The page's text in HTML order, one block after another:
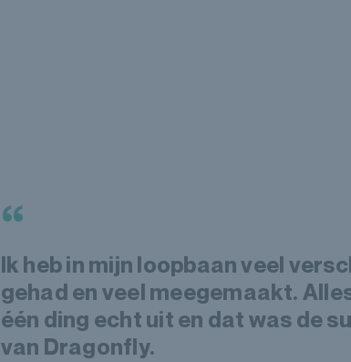
“
Ik heb in mijn loopbaan veel
gehad en veel meegemaakt.
één ding echt uit en dat was de
van Dragonfly.